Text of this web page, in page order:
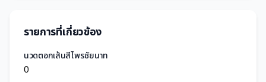
รายการที่เกี่ยวข้อง
นวดตอกเส้นสีไพรชัยนาท
0